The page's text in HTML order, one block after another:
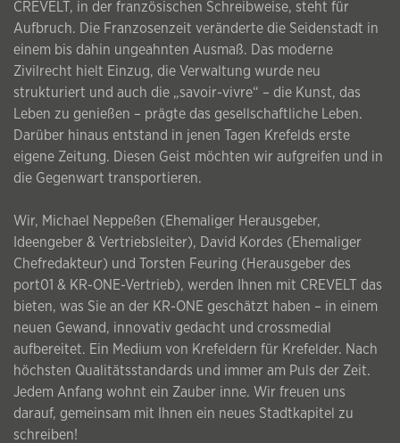
CREVELT, in der französischen Schreibweise, steht für
Aufbruch. Die Franzosenzeit veränderte die Seidenstadt in
einem bis dahin ungeahnten Ausmaß. Das moderne
Zivilrecht hielt Einzug, die Verwaltung wurde neu
strukturiert und auch die „savoir-vivre“ – die Kunst, das
Leben zu genießen – prägte das gesellschaftliche Leben.
Darüber hinaus entstand in jenen Tagen Krefelds erste
eigene Zeitung. Diesen Geist möchten wir aufgreifen und in
die Gegenwart transportieren.
Wir, Michael Neppeßen (Ehemaliger Herausgeber,
Ideengeber & Vertriebsleiter), David Kordes (Ehemaliger
Chefredakteur) und Torsten Feuring (Herausgeber des
port01 & KR-ONE-Vertrieb), werden Ihnen mit CREVELT das
bieten, was Sie an der KR-ONE geschätzt haben – in einem
neuen Gewand, innovativ gedacht und crossmedial
aufbereitet. Ein Medium von Krefeldern für Krefelder. Nach
höchsten Qualitätsstandards und immer am Puls der Zeit.
Jedem Anfang wohnt ein Zauber inne. Wir freuen uns
darauf, gemeinsam mit Ihnen ein neues Stadtkapitel zu
schreiben!